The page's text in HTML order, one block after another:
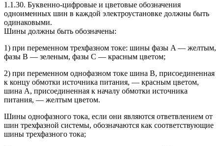
1.1.30. Буквенно-цифровые и цветовые обозначения
одноименных шин в каждой электроустановке должны быть
одинаковыми.
Шины должны быть обозначены:
1) при переменном трехфазном токе: шины фазы A — желтым,
фазы B — зеленым, фазы C — красным цветом;
2) при переменном однофазном токе шина B, присоединенная
к концу обмотки источника питания, — красным цветом,
шина A, присоединенная к началу обмотки источника
питания, — желтым цветом.
Шины однофазного тока, если они являются ответвлением от
шин трехфазной системы, обозначаются как соответствующие
шины трехфазного тока;